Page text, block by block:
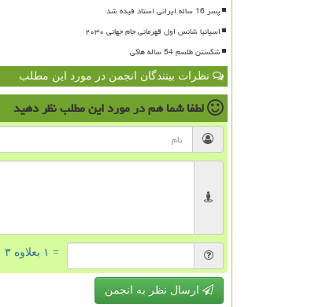
پسر 16 ساله ایرانی استاد فیده شد
اسپانیا شانس اول قهرمانی جام جهانی ۲۰۳۰
شکستن طلسم 54 ساله هاکی
نظرات بینندگان انجمن در مورد این مطلب
لطفا شما همدر مورد این مطلبنظر دهید
= ۱ بعلاوه ۳
ارسال نظر به انجمن